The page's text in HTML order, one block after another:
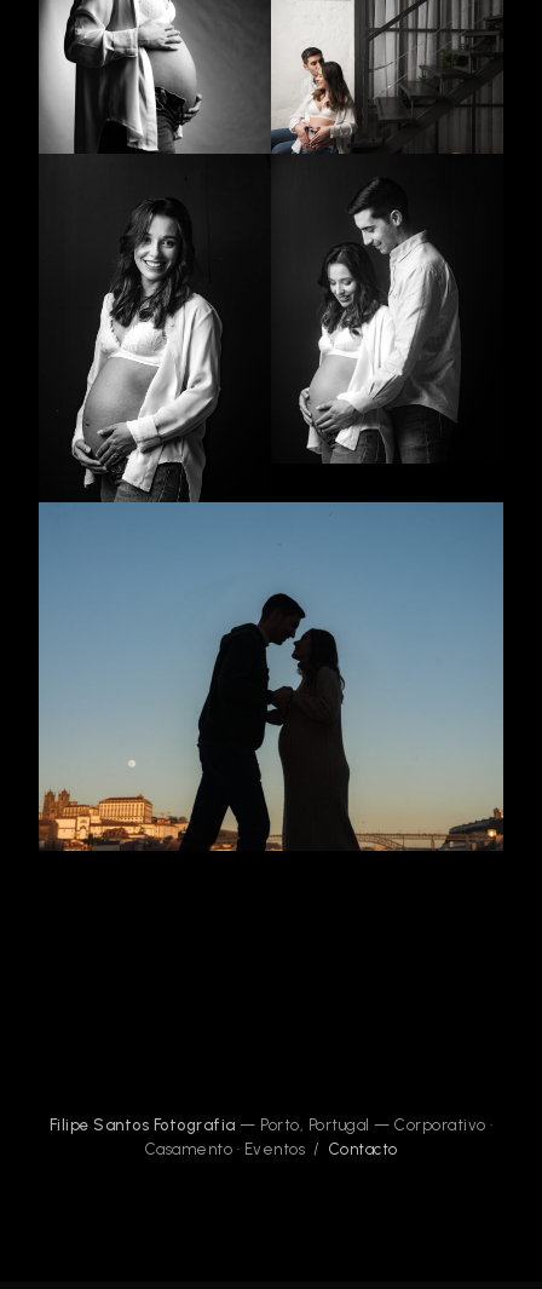
Filipe Santos Fotografia — Porto, Portugal — Corporativo ·
Casamento · Eventos / Contacto